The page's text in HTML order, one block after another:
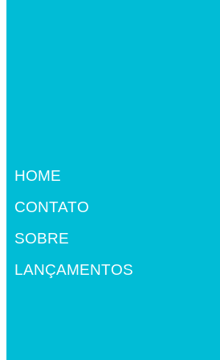
HOME
CONTATO
SOBRE
LANÇAMENTOS